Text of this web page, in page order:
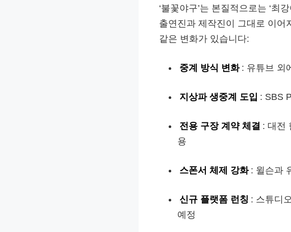
‘불꽃야구’는 본질적으로는 ‘최
출연진과 제작진이 그대로 이어
같은 변화가 있습니다:
중계 방식 변화 : 유튜브 외
지상파 생중계 도입 : SBS
전용 구장 계약 체결 : 대전
용
스폰서 체제 강화 : 윌슨과
신규 플랫폼 런칭 : 스튜디
예정